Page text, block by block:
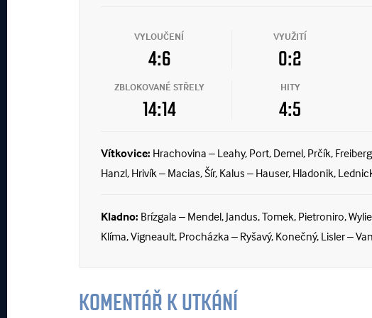
VYLOUČENÍ
4:6
VYUŽITÍ
0:2
ZBLOKOVANÉ STŘELY
14:14
HITY
4:5
Vítkovice: Hrachovina – Leahy, Port, Demel, Prčík,
Hanzl, Hrivík – Macias, Šír, Kalus – Hauser, Hladonik,
Kladno: Brízgala – Mendel, Jandus, Tomek, Pietroniro,
Klíma, Vigneault, Procházka – Ryšavý, Konečný, Lisler –
KOMENTÁŘ K UTKÁNÍ